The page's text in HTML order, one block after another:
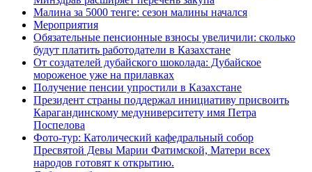
Малина за 5000 тенге: сезон малины начался
Мероприятия
Обязательные пенсионные взносы увеличили: сколько
будут платить работодатели в Казахстане
От создателей дубайского шоколада: Дубайское
мороженое уже на прилавках
Получение пенсии упростили в Казахстане
Президент страны поддержал инициативу присвоить
Карагандинскому медуниверситету имя Петра
Поспелова
Фото-тур: Католический кафедральный собор
Пресвятой Девы Марии Фатимской, Матери всех
народов готовят к открытию.